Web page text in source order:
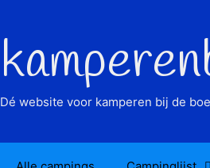
Dé website voor kamperen bij de